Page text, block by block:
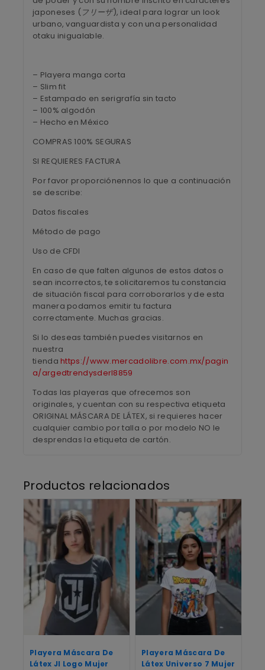
japoneses ( フリーザ), ideal para lograr un look
urbano, vanguardista y con una personalidad
otaku inigualable.
– Playera manga corta
– Slim fit
– Estampado en serigrafía sin tacto
– 100% algodón
– Hecho en México
COMPRAS 100% SEGURAS
SI REQUIERES FACTURA
Por favor proporciónennos lo que a continuación
se describe:
Datos fiscales
Método de pago
Uso de CFDI
En caso de que falten algunos de estos datos o
sean incorrectos, te solicitaremos tu constancia
de situación fiscal para corroborarlos y de esta
manera podamos emitir tu factura
correctamente. Muchas gracias.
Si lo deseas también puedes visitarnos en
nuestra
tiendahttps://www.mercadolibre.com.mx/pagin
a/argedtrendysderl8859
Todas las playeras que ofrecemos son
originales, y cuentan con su respectiva etiqueta
ORIGINAL MÁSCARA DE LÁTEX, si requieres hacer
cualquier cambio por talla o por modelo NO le
desprendas la etiqueta de cartón.
Productos relacionados
Playera Máscara De
Látex Jl Logo Mujer
Playera Máscara De
Látex Universo 7 Mujer